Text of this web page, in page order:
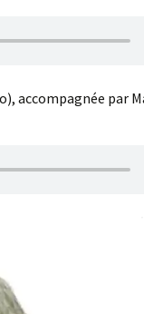
accompagnée par